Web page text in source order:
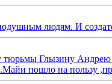
людям. И
тюрьмы Глызину
пошло на пользу